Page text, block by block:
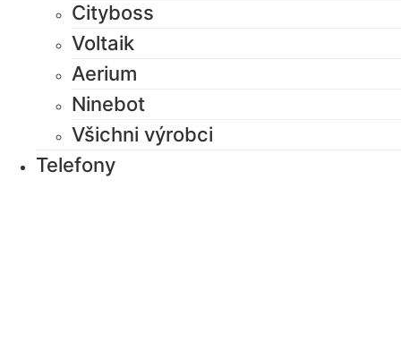
Cityboss
Voltaik
Aerium
Ninebot
Všichni výrobci
Telefony